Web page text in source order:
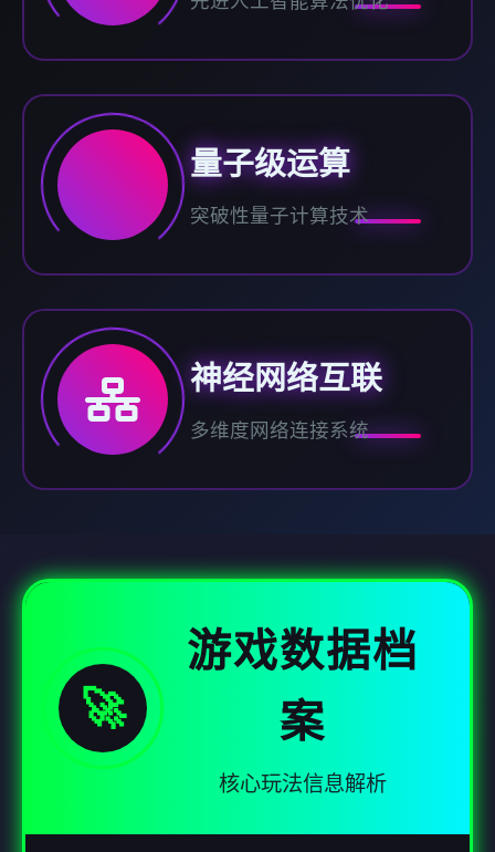
量子级运算
突破性量子计算技术
神经网络互联
多维度网络连接系统
🚀
游戏数据档
案
核心玩法信息解析